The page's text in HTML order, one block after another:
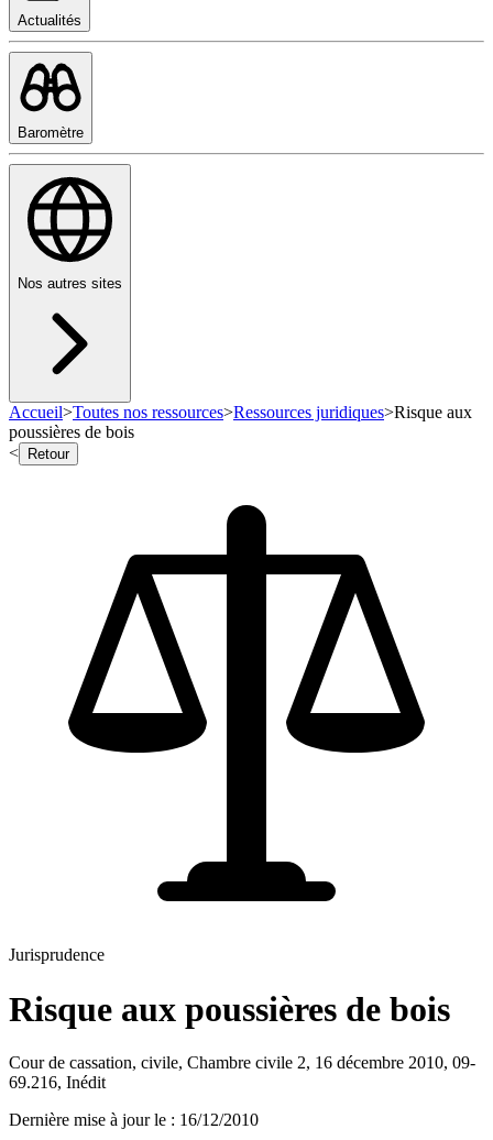
Actualités
Baromètre
Nos autres sites
Accueil>Toutes nos ressources>Ressources juridiques>Risque aux
poussières de bois
<
Retour
Jurisprudence
Risque aux poussières de bois
Cour de cassation, civile, Chambre civile 2, 16 décembre 2010, 09-
69.216, Inédit
Dernière mise à jour le : 16/12/2010